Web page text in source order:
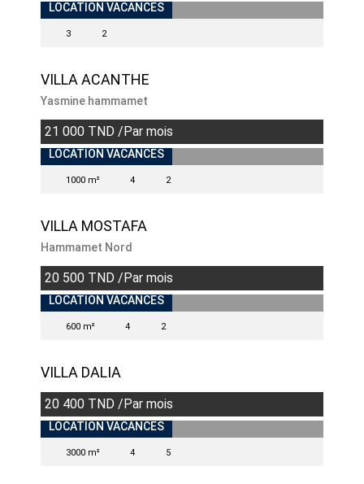
INDISPONIBLE
LOCATION VACANCES
3 2
VILLA ACANTHE
Yasmine hammamet
21 000 TND /Par mois
LOCATION VACANCES
1000 m² 4 2
VILLA MOSTAFA
Hammamet Nord
20 500 TND /Par mois
LOCATION VACANCES
600 m² 4 2
VILLA DALIA
20 400 TND /Par mois
INDISPONIBLE
LOCATION VACANCES
3000 m² 4 5